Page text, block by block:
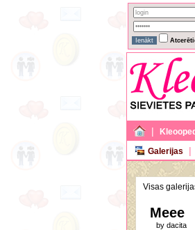
|
Galerijas
|
Visas
Meee
by dacita